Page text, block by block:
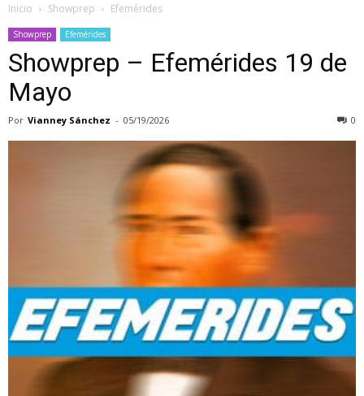
Inicio Showprep Efemérides
Showprep Efemérides
Showprep – Efemérides 19 de
Mayo
Por Vianney Sánchez - 05/19/2026 0